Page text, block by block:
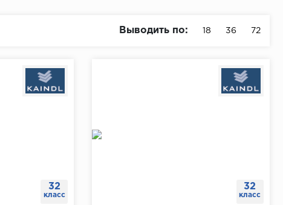
Выводить по: 18 36 72
32
класс
32
класс